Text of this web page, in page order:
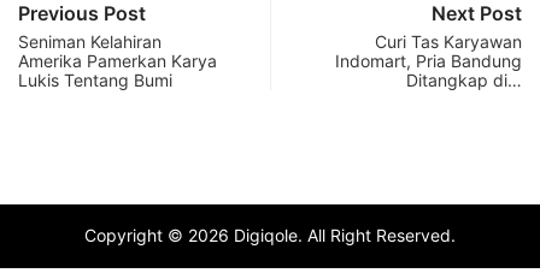
Previous Post
Seniman Kelahiran
Amerika Pamerkan Karya
Lukis Tentang Bumi
Next Post
Curi Tas Karyawan
Indomart, Pria Bandung
Ditangkap di…
Copyright © 2026 Digiqole. All Right Reserved.